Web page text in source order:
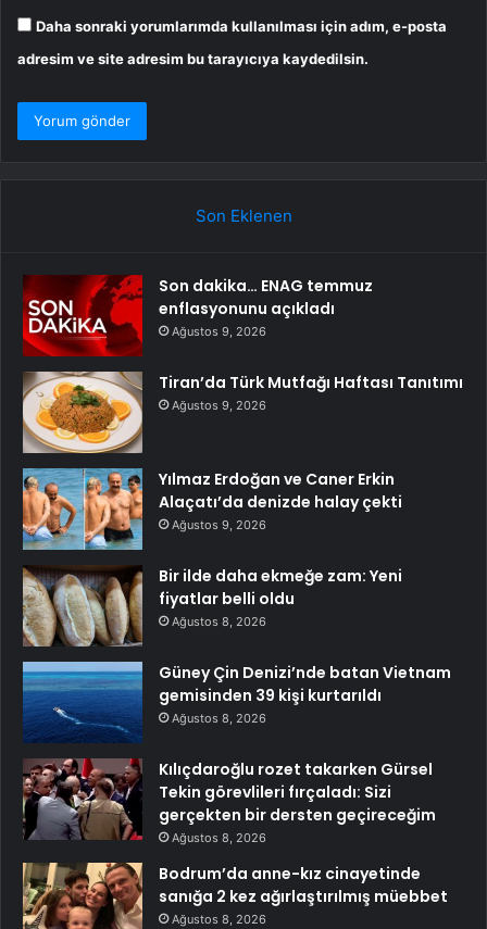
Daha sonraki yorumlarımda kullanılması için adım, e-posta
adresim ve site adresim bu tarayıcıya kaydedilsin.
Son Eklenen
Son dakika… ENAG temmuz
enflasyonunu açıkladı
Ağustos 9, 2026
Tiran’da Türk Mutfağı Haftası Tanıtımı
Ağustos 9, 2026
Yılmaz Erdoğan ve Caner Erkin
Alaçatı’da denizde halay çekti
Ağustos 9, 2026
Bir ilde daha ekmeğe zam: Yeni
fiyatlar belli oldu
Ağustos 8, 2026
Güney Çin Denizi’nde batan Vietnam
gemisinden 39 kişi kurtarıldı
Ağustos 8, 2026
Kılıçdaroğlu rozet takarken Gürsel
Tekin görevlileri fırçaladı: Sizi
gerçekten bir dersten geçireceğim
Ağustos 8, 2026
Bodrum’da anne-kız cinayetinde
sanığa 2 kez ağırlaştırılmış müebbet
Ağustos 8, 2026